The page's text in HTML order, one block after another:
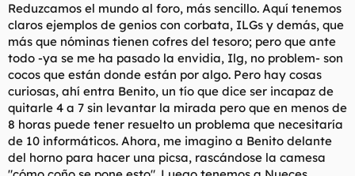
Reduzcamos el mundo al foro, más sencillo. Aquí tenemos
claros ejemplos de genios con corbata, ILGs y demás, que
más que nóminas tienen cofres del tesoro; pero que ante
todo -ya se me ha pasado la envidia, Ilg, no problem- son
cocos que están donde están por algo. Pero hay cosas
curiosas, ahí entra Benito, un tío que dice ser incapaz de
quitarle 4 a 7 sin levantar la mirada pero que en menos de
8 horas puede tener resuelto un problema que necesitaría
de 10 informáticos. Ahora, me imagino a Benito delante
del horno para hacer una picsa, rascándose la camesa